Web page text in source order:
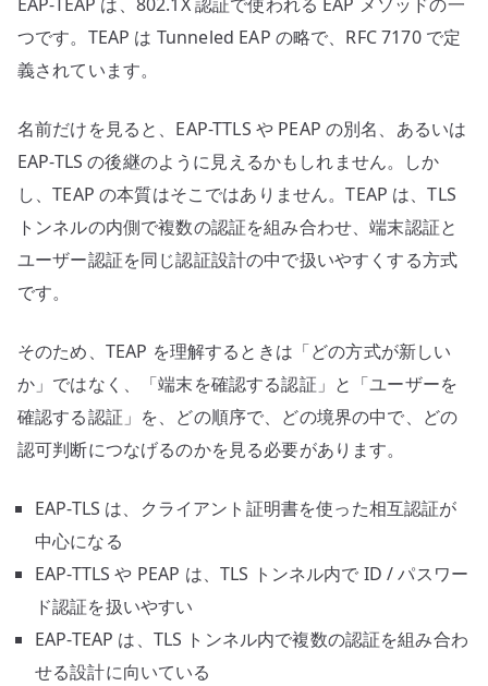
み
合
わ
る
へ
の
つです。TEAP は Tunneled EAP の略で、RFC 7170 で定
義されています。
名前だけを見ると、EAP-TTLS や PEAP の別名、あるいは
EAP-TLS の後継のように見えるかもしれません。しか
し、TEAP の本質はそこではありません。TEAP は、TLS
トンネルの内側で複数の認証を組み合わせ、端末認証と
ユーザー認証を同じ認証設計の中で扱いやすくする方式
です。
そのため、TEAP を理解するときは「どの方式が新しい
か」ではなく、「端末を確認する認証」と「ユーザーを
確認する認証」を、どの順序で、どの境界の中で、どの
認可判断につなげるのかを見る必要があります。
EAP-TLS は、クライアント証明書を使った相互認証が
中心になる
EAP-TTLS や PEAP は、TLS トンネル内で ID / パスワー
ド認証を扱いやすい
EAP-TEAP は、TLS トンネル内で複数の認証を組み合わ
せる設計に向いている